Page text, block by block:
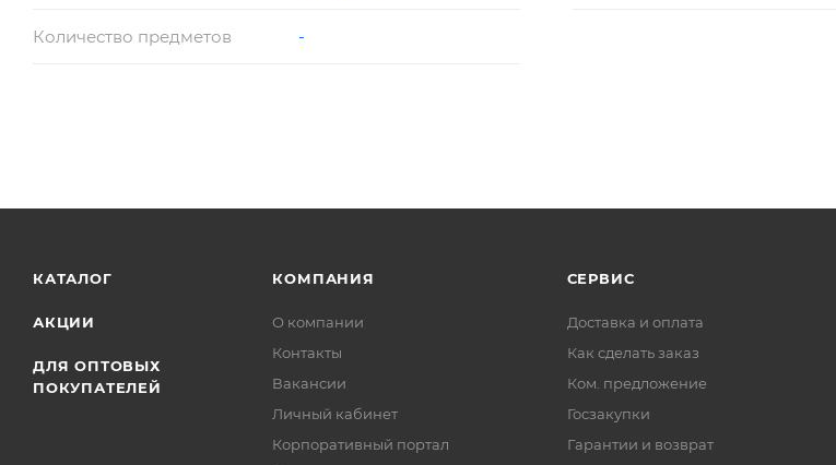
Количество предметов -
КАТАЛОГ
АКЦИИ
ДЛЯ ОПТОВЫХ
ПОКУПАТЕЛЕЙ
КОМПАНИЯ
О компании
Контакты
Вакансии
Личный кабинет
Корпоративный портал
СЕРВИС
Доставка и оплата
Как сделать заказ
Ком. предложение
Госзакупки
Гарантии и возврат